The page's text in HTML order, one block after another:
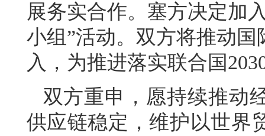
展务实合作。塞方决定加
小组”活动。双方将推动
入，为推进落实联合国
双方重申，愿持续推动
供应链稳定，维护以世界